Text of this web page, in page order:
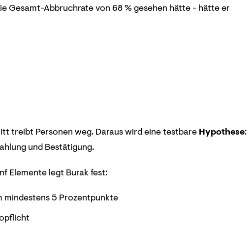
Gesamt-Abbruchrate von 68 % gesehen hätte - hätte er
treibt Personen weg. Daraus wird eine testbare Hypothese:
und Bestätigung.
Elemente legt Burak fest:
5 Prozentpunkte